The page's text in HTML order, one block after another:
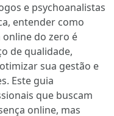
e psychoanalistas
entender como
do zero é
de qualidade,
sua gestão e
Este guia
que buscam
online, mas